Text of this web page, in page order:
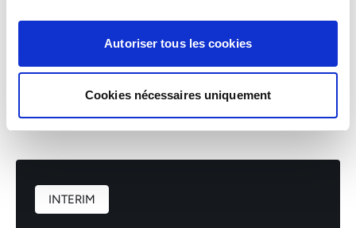
Autoriser tous les cookies
Cookies nécessaires uniquement
Imprimir esta oferta
Enviar esta oferta por e-mail
INTERIM